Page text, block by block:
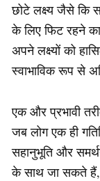
छोटे लक्ष्य जैसे कि
के लिए फिट रहने
अपने लक्ष्यों को
स्वाभाविक रूप से
एक और प्रभावी
जब लोग एक ही
सहानुभूति और
के साथ जा सकते हैं,